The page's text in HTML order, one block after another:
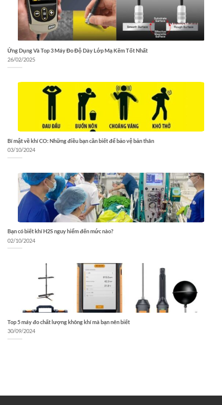
Ứng Dụng Và Top 3 Máy Đo Độ Dày Lớp Mạ Kẽm Tốt Nhất
26/02/2025
Bí mật về khí CO: Những điều bạn cần biết để bảo vệ bản thân
03/10/2024
Bạn có biết khí H2S nguy hiểm đến mức nào?
02/10/2024
Top 5 máy đo chất lượng không khí mà bạn nên biết
30/09/2024